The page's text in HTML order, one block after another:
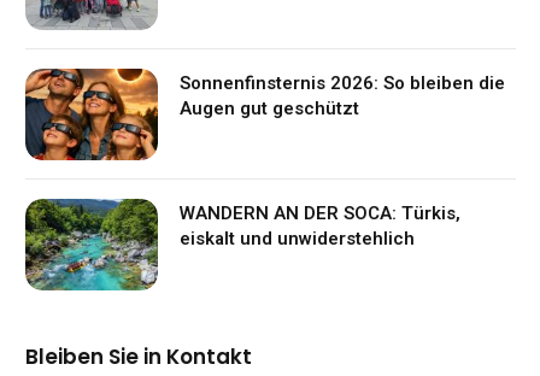
Sonnenfinsternis 2026: So bleiben die
Augen gut geschützt
WANDERN AN DER SOCA: Türkis,
eiskalt und unwiderstehlich
Bleiben Sie in Kontakt